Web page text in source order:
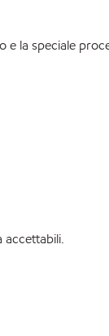
e la speciale
accettabili.